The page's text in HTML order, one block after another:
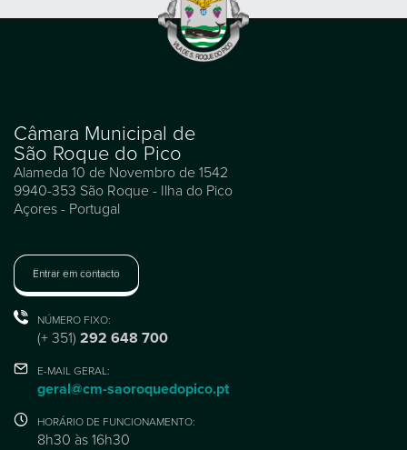
Câmara Municipal de
São Roque do Pico
Alameda 10 de Novembro de 1542
9940-353 São Roque - Ilha do Pico
Açores - Portugal
Entrar em contacto
NÚMERO FIXO:
(+ 351) 292 648 700
E-MAIL GERAL:
geral@cm-saoroquedopico.pt
HORÁRIO DE FUNCIONAMENTO:
8h30 às 16h30